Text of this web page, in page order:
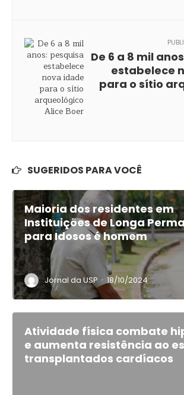
De 6 a 8 mil
estabelece
para o sítio
SUGERIDOS PARA VOCÊ
Maioria dos residentes em
Instituições de Longa
para Idosos é homem
Jornal da USP · 18/10/2024
Atividade física combate
e aumenta resistência ao
transplantados cardíacos